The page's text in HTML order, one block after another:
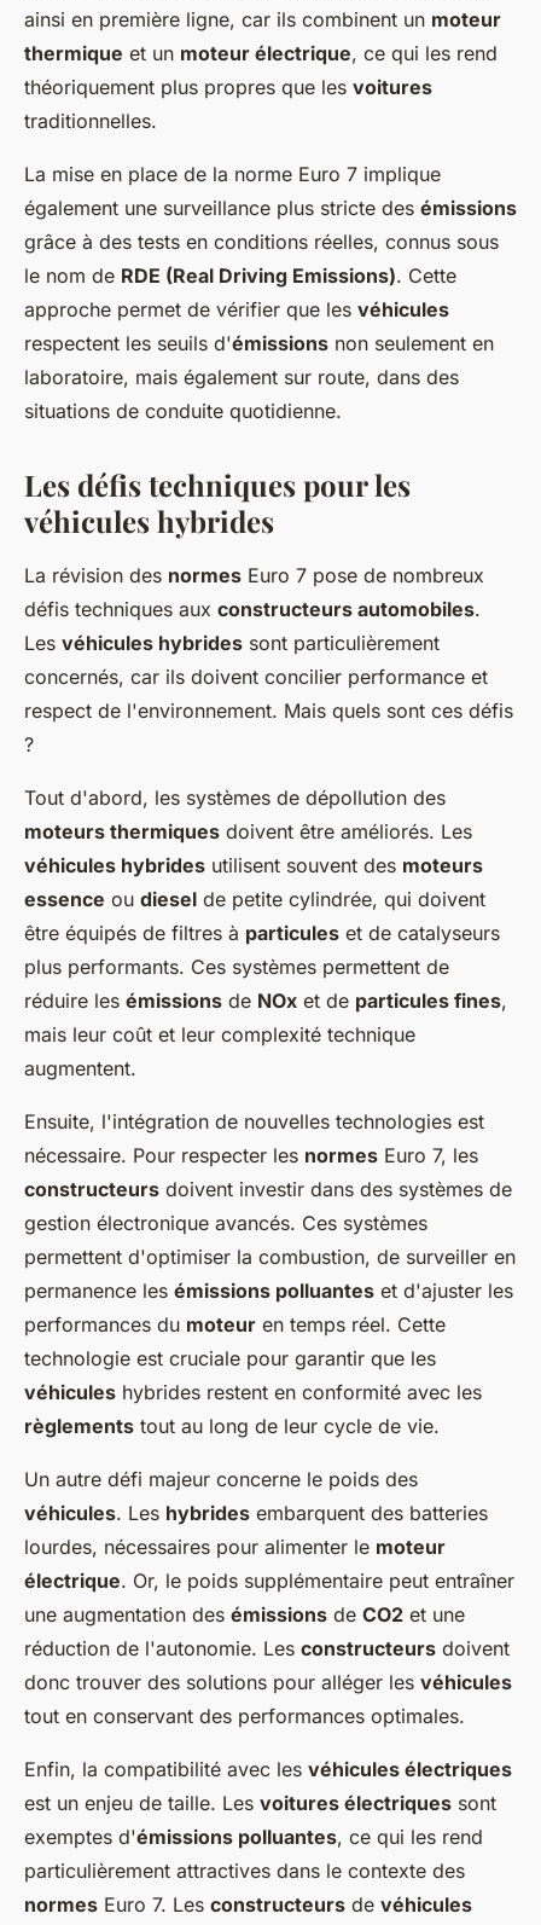
ainsi en première ligne, car ils combinent un moteur
thermique et un moteur électrique, ce qui les rend
théoriquement plus propres que les voitures
traditionnelles.
La mise en place de la norme Euro 7 implique
également une surveillance plus stricte des émissions
grâce à des tests en conditions réelles, connus sous
le nom de RDE (Real Driving Emissions). Cette
approche permet de vérifier que les véhicules
respectent les seuils d'émissions non seulement en
laboratoire, mais également sur route, dans des
situations de conduite quotidienne.
Les défis techniques pour les
véhicules hybrides
La révision des normes Euro 7 pose de nombreux
défis techniques aux constructeurs automobiles.
Les véhicules hybrides sont particulièrement
concernés, car ils doivent concilier performance et
respect de l'environnement. Mais quels sont ces défis
?
Tout d'abord, les systèmes de dépollution des
moteurs thermiques doivent être améliorés. Les
véhicules hybrides utilisent souvent des moteurs
essence ou diesel de petite cylindrée, qui doivent
être équipés de filtres à particules et de catalyseurs
plus performants. Ces systèmes permettent de
réduire les émissions de NOx et de particules fines,
mais leur coût et leur complexité technique
augmentent.
Ensuite, l'intégration de nouvelles technologies est
nécessaire. Pour respecter les normes Euro 7, les
constructeurs doivent investir dans des systèmes de
gestion électronique avancés. Ces systèmes
permettent d'optimiser la combustion, de surveiller en
permanence les émissions polluantes et d'ajuster les
performances du moteur en temps réel. Cette
technologie est cruciale pour garantir que les
véhicules hybrides restent en conformité avec les
règlements tout au long de leur cycle de vie.
Un autre défi majeur concerne le poids des
véhicules. Les hybrides embarquent des batteries
lourdes, nécessaires pour alimenter le moteur
électrique. Or, le poids supplémentaire peut entraîner
une augmentation des émissions de CO2 et une
réduction de l'autonomie. Les constructeurs doivent
donc trouver des solutions pour alléger les véhicules
tout en conservant des performances optimales.
Enfin, la compatibilité avec les véhicules électriques
est un enjeu de taille. Les voitures électriques sont
exemptes d'émissions polluantes, ce qui les rend
particulièrement attractives dans le contexte des
normes Euro 7. Les constructeurs de véhicules